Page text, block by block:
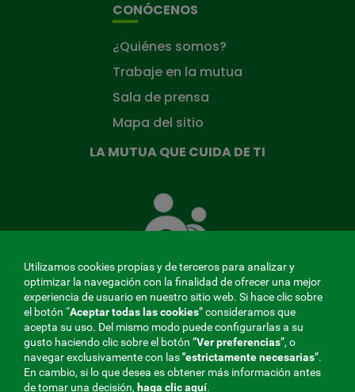
CONÓCENOS
¿Quiénes somos?
Trabaje en la mutua
Sala de prensa
Mapa del sitio
LA MUTUA QUE CUIDA DE TI
Mutua
que
ti
MENÚ
REDES
Utilizamos cookies propias y de terceros para analizar y
optimizar la navegación con la finalidad de ofrecer una mejor
experiencia de usuario en nuestro sitio web. Si hace clic sobre
el botón “Aceptar todas las cookies” consideramos que
acepta su uso. Del mismo modo puede configurarlas a su
gusto haciendo clic sobre el botón ”Ver preferencias”, o
navegar exclusivamente con las"estrictamentenecesarias”.
En cambio, si lo que desea es obtener más información antes
de tomar una decisión, haga clic aquí.